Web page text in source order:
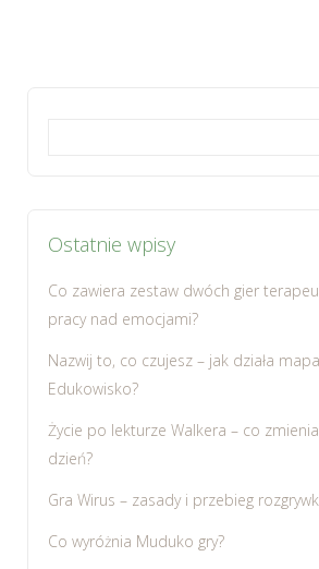
Ostatnie wpisy
Co zawiera zestaw dwóch gier
pracy nad emocjami?
Nazwij to, co czujesz – jak działa
Edukowisko?
Życie po lekturze Walkera – co
dzień?
Gra Wirus – zasady i przebieg
Co wyróżnia Muduko gry?